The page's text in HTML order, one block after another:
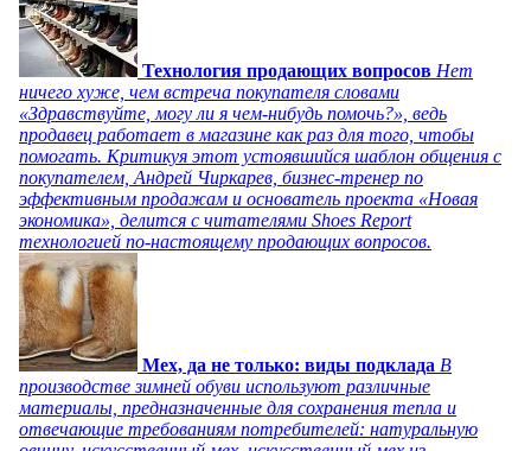
Технология продающих вопросов Нет
ничего хуже, чем встреча покупателя словами
«Здравствуйте, могу ли я чем-нибудь помочь?», ведь
продавец работает в магазине как раз для того, чтобы
помогать. Критикуя этот устоявшийся шаблон общения с
покупателем, Андрей Чиркарев, бизнес-тренер по
эффективным продажам и основатель проекта «Новая
экономика», делится с читателями Shoes Report
технологией по-настоящему продающих вопросов.
Мех, да не только: виды подклада В
производстве зимней обуви используют различные
материалы, предназначенные для сохранения тепла и
отвечающие требованиям потребителей: натуральную